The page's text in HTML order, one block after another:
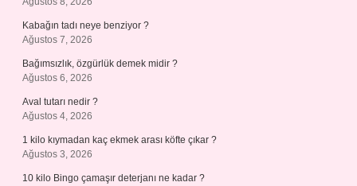
Kabağın tadı neye benziyor ?
Ağustos 7, 2026
Bağımsızlık, özgürlük demek midir ?
Ağustos 6, 2026
Aval tutarı nedir ?
Ağustos 4, 2026
1 kilo kıymadan kaç ekmek arası köfte çıkar ?
Ağustos 3, 2026
10 kilo Bingo çamaşır deterjanı ne kadar ?